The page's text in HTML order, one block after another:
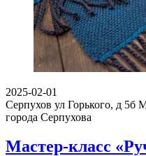
2025-02-01
Серпухов ул Горького, д 5б
города Серпухова
Мастер-класс